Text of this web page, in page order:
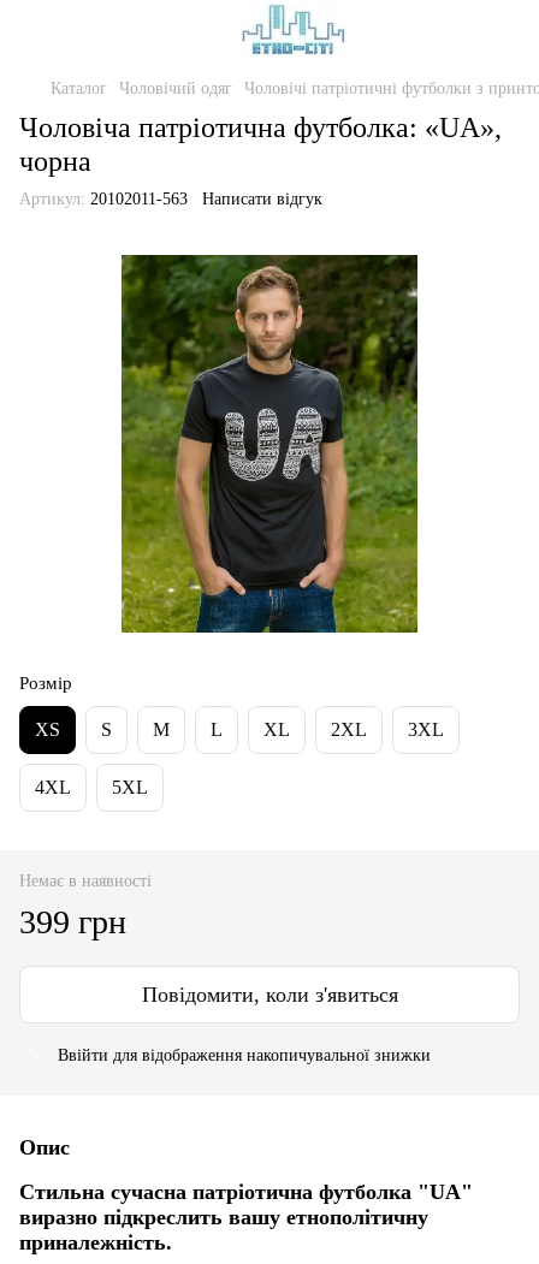
Каталог Чоловічий одяг Чоловічі патріотичні футболки з
Чоловіча патріотична футболка: «UA»,
чорна
Артикул: 20102011-563 Написати відгук
Розмір
XS S M L XL 2XL 3XL
4XL 5XL
Немає в наявності
399 грн
Повідомити, коли з'явиться
Ввійти для відображення накопичувальної знижки
Опис
Стильна сучасна патріотична футболка "UA"
виразно підкреслить вашу етнополітичну
приналежність.